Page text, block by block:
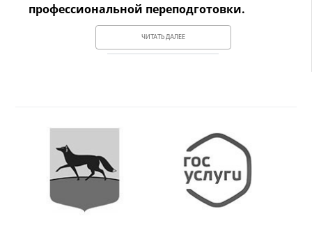
профессиональной переподготовки.
ЧИТАТЬ ДАЛЕЕ